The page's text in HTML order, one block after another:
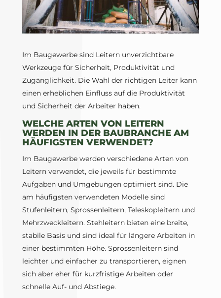
Im Baugewerbe sind Leitern unverzichtbare
Werkzeuge für Sicherheit, Produktivität und
Zugänglichkeit. Die Wahl der richtigen Leiter kann
einen erheblichen Einfluss auf die Produktivität
und Sicherheit der Arbeiter haben.
WELCHE ARTEN VON LEITERN
WERDEN IN DER BAUBRANCHE AM
HÄUFIGSTEN VERWENDET?
Im Baugewerbe werden verschiedene Arten von
Leitern verwendet, die jeweils für bestimmte
Aufgaben und Umgebungen optimiert sind. Die
am häufigsten verwendeten Modelle sind
Stufenleitern, Sprossenleitern, Teleskopleitern und
Mehrzweckleitern. Stehleitern bieten eine breite,
stabile Basis und sind ideal für längere Arbeiten in
einer bestimmten Höhe. Sprossenleitern sind
leichter und einfacher zu transportieren, eignen
sich aber eher für kurzfristige Arbeiten oder
schnelle Auf- und Abstiege.